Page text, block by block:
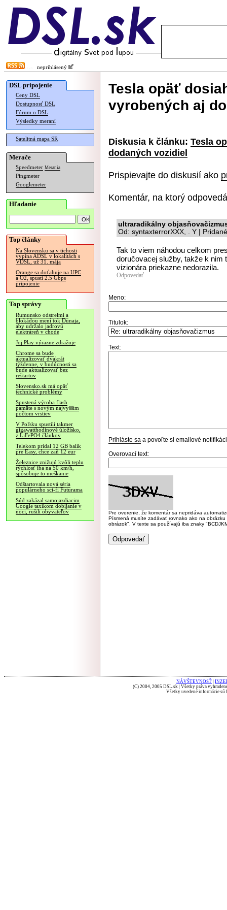
neprihlásený
DSL pripojenie
Ceny DSL
Dostupnosť DSL
Fórum o DSL
Výsledky meraní
Satelitná mapa SR
Merače
Speedmeter Merania
Pingmeter
Googlemeter
Hľadanie
Top články
Na Slovensku sa v tichosti
vypína ADSL v lokalitách s
VDSL, už 31. mája
Orange sa doťahuje na UPC
a O2, spustí 2.5 Gbps
pripojenie
Top správy
Rumunsko odstrelmi a
blokádou mení tok Dunaja,
aby udržalo jadrovú
elektráreň v chode
Joj Play výrazne zdražuje
Chrome sa bude
aktualizovať dvakrát
týždenne, v budúcnosti sa
bude aktualizovať bez
reštartov
Slovensko.sk má opäť
technické problémy
Spustená výroba flash
pamäte s novým najvyšším
počtom vrstiev
V Poľsku spustili takmer
gigawatthodinové úložisko,
z LiFePO4 článkov
Telekom pridal 12 GB balík
pre Easy, chce zaň 12 eur
Železnice znižujú kvôli teplu
rýchlosť iba na 50 km/h,
spôsobuje to meškanie
Odštartovala nová séria
populárneho sci-fi Futurama
Súd zakázal samojazdiacim
Google taxíkom dobíjanie v
noci, rušili obyvateľov
Tesla opäť
vyrobených aj
Diskusia k článku: Tesla
dodaných vozidiel
Prispievajte do diskusií ako
Komentár, na ktorý
ultraradikálny
Od: syntaxterrorXXX, . Y |
Tak to viem náhodou celkom
doručovacej služby, takže k nim
vizionára priekazne nedorazila.
Odpovedať
Meno:
Titulok:
Text:
Prihláste sa a povoľte si emailové
Overovací text:
Pre overenie, že komentár sa nepridáva
Písmená musíte zadávať rovnako ako na
obrázok". V texte sa používajú iba znaky
NÁVŠTEVNOSŤ
(C) 2004, 2005 DSL.sk | Všetky práva
Všetky uvedené informácie sú